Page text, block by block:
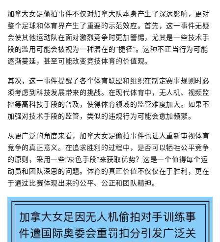
加拿大女足偷拍事件不仅对加拿大队本身产生了深远影响，更对
整个足球和体育界产生了重要的示范效应。首先，这一事件无疑
会使其他运动队在面对激烈竞争时更加警惕，尤其是一些技术手
段的滥用可能会被视为一种潜在的“捷径”。这种不正当行为可能
逐渐蔓延，甚至可能改变竞技体育的价值观。
其次，这一事件提醒了各个体育联盟和组织在制定赛事规则时必
须考虑到科技发展带来的挑战。在现代体育中，无人机、视频监
控等高科技手段的普及，使得体育领域的监管难度加大。如果不
加强对技术手段的监管，类似的违规行为可能会愈加频繁。
从更广泛的角度来看，加拿大女足偷拍事件也让人重新审视体育
竞争的真正意义。在追求胜利的过程中，是否可以牺牲公平竞争
的原则，采用一些“灰色手段”来获取优势？这是一个值得每个运
动员和团队深思的问题。体育的真正价值不仅仅在于胜利，更在
于通过比赛体现出来的公平、公正和团队精神。